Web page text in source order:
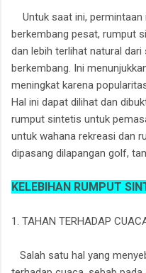
Untuk saat ini,
berkembang pesat, rumput
dan lebih terlihat natural
berkembang. Ini
meningkat karena
Hal ini dapat dilihat dan
rumput sintetis untuk
untuk wahana rekreasi dan
dipasang dilapangan golf,
KELEBIHAN RUMPUT
1. TAHAN TERHADAP
Salah satu hal yang